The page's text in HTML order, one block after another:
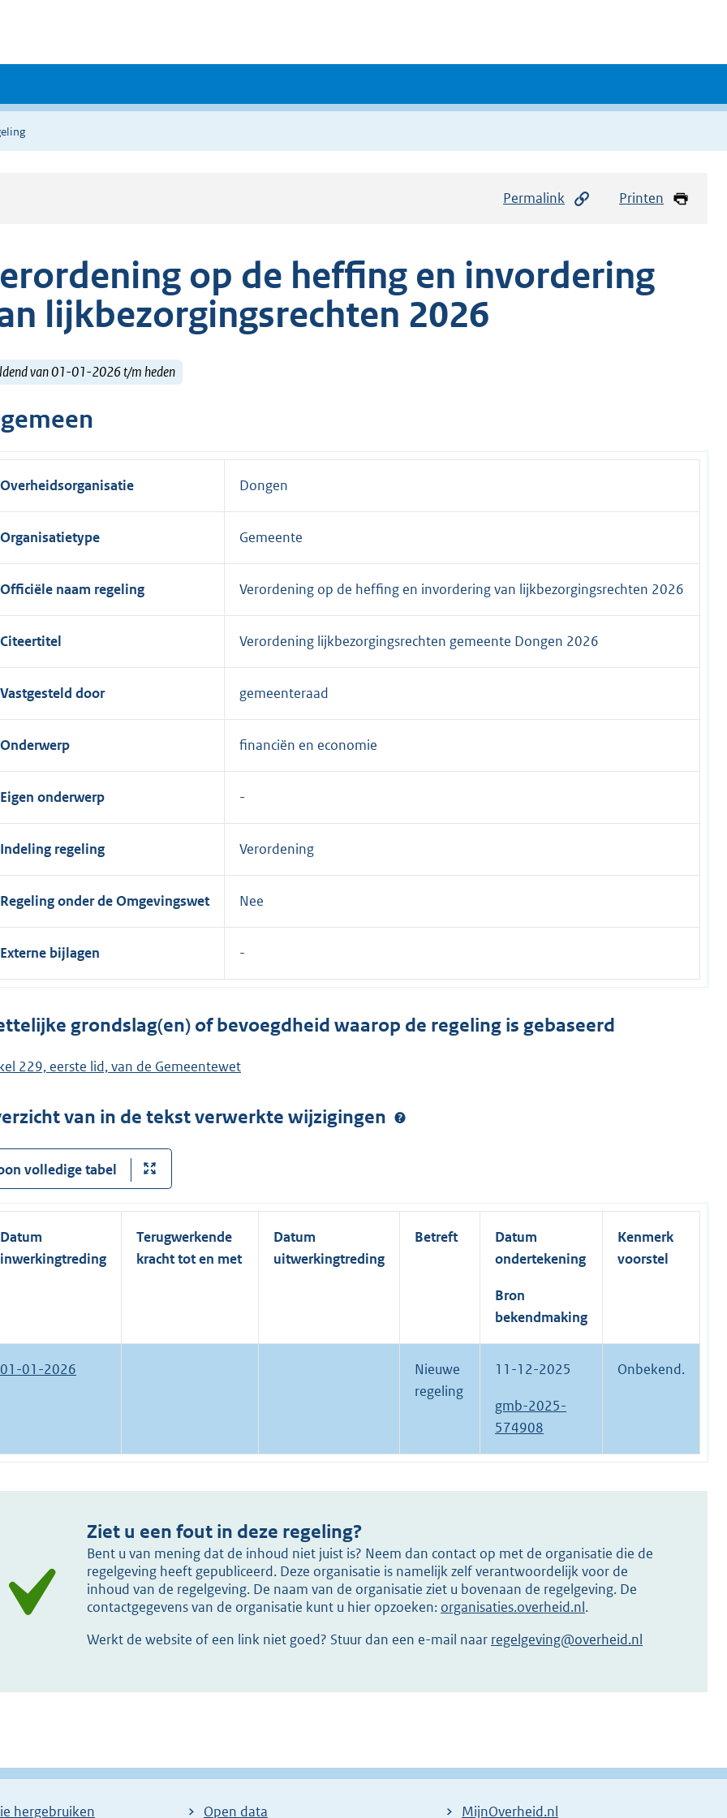
Permalink Printen
op de heffing en invordering
lijkbezorgingsrechten 2026
van 01-01-2026 t/m heden
Overheidsorganisatie Dongen
Organisatietype Gemeente
Officiële naam regeling Verordening op de heffing en invordering van lijkbezorgingsrechten 2026
Citeertitel Verordening lijkbezorgingsrechten gemeente Dongen 2026
Vastgesteld door gemeenteraad
Onderwerp financiën en economie
Eigen onderwerp
Indeling regeling Verordening
Regeling onder de Omgevingswet Nee
Externe bijlagen
grondslag(en) of bevoegdheid waarop de regeling is gebaseerd
229, eerste lid, van de Gemeentewet
van in de tekst verwerkte wijzigingen
volledige tabel
Datum
inwerkingtreding
Terugwerkende
kracht tot en met
Datum
uitwerkingtreding
Betreft
Datum
ondertekening
Bron
bekendmaking
Kenmerk
voorstel
01-01-2026
Nieuwe
regeling
11-12-2025
gmb-2025-
574908
Onbekend.
Ziet u een fout in deze regeling?
Bent u van mening dat de inhoud niet juist is? Neem dan contact op met de organisatie die de
regelgeving heeft gepubliceerd. Deze organisatie is namelijk zelf verantwoordelijk voor de
inhoud van de regelgeving. De naam van de organisatie ziet u bovenaan de regelgeving. De
contactgegevens van de organisatie kunt u hier opzoeken: organisaties.overheid.nl.
Werkt de website of een link niet goed? Stuur dan een e-mail naar regelgeving@overheid.nl
hergebruiken Open data MijnOverheid.nl